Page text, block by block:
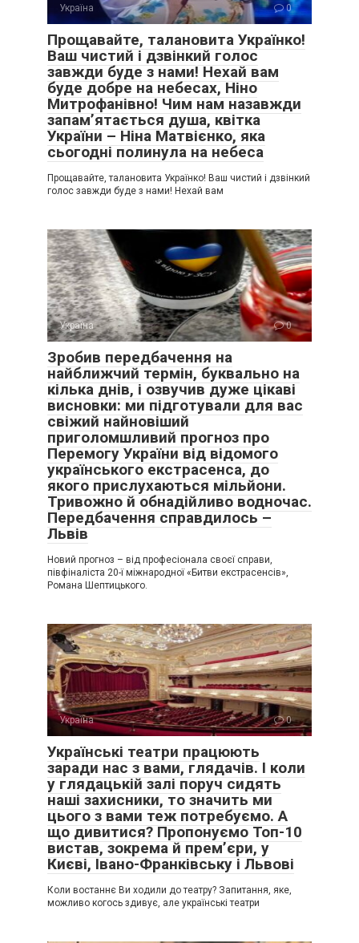
Україна 0
Прощавайте, талановита Українко!
Ваш чистий і дзвінкий голос
завжди буде з нами! Нехай вам
буде добре на небесах, Ніно
Митрофанівно! Чим нам назавжди
запам’ятається душа, квітка
України – Ніна Матвієнко, яка
сьогодні полинула на небеса
Прощавайте, талановита Українко! Ваш чистий і дзвінкий
голос завжди буде з нами! Нехай вам
Україна 0
Зробив передбачення на
найближчий термін, буквально на
кілька днів, і озвучив дуже цікаві
висновки: ми підготували для вас
свіжий найновіший
приголомшливий прогноз про
Перемогу України від відомого
українського екстрасенса, до
якого прислухаються мільйони.
Тривожно й обнадійливо водночас.
Передбачення справдилось –
Львів
Новий прогноз – від професіонала своєї справи,
півфіналіста 20-ї міжнародної «Битви екстрасенсів»,
Романа Шептицького.
Україна 0
Українські театри працюють
заради нас з вами, глядачів. І коли
у глядацькій залі поруч сидять
наші захисники, то значить ми
цього з вами теж потребуємо. А
що дивитися? Пропонуємо Топ-10
вистав, зокрема й прем’єри, у
Києві, Івано-Франківську і Львові
Коли востаннє Ви ходили до театру? Запитання, яке,
можливо когось здивує, але українські театри